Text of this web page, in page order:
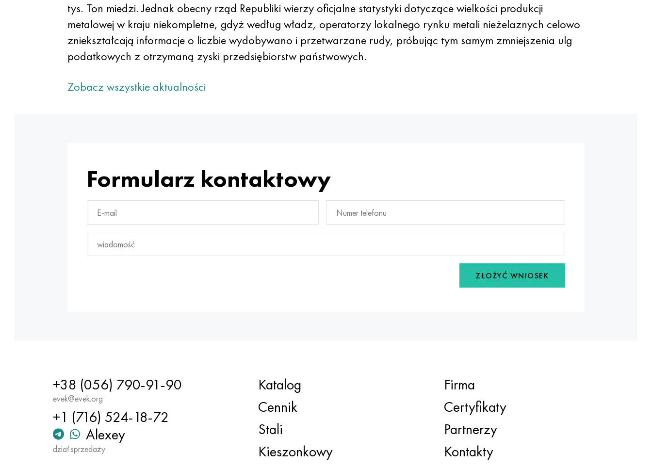
tys. Ton miedzi. Jednak obecny rząd Republiki wierzy oficjalne statystyki dotyczące wielkości produkcji
metalowej w kraju niekompletne, gdyż według władz, operatorzy lokalnego rynku metali nieżelaznych celowo
zniekształcają informacje o liczbie wydobywano i przetwarzane rudy, próbując tym samym zmniejszenia ulg
podatkowych z otrzymaną zyski przedsiębiorstw państwowych.
Zobacz wszystkie aktualności
Formularz kontaktowy
ZŁOŻYĆ WNIOSEK
+38 (056) 790-91-90
evek@evek.org
+1 (716) 524-18-72
Alexey
dział sprzedaży
Katalog
Cennik
Stali
Kieszonkowy
Firma
Certyfikaty
Partnerzy
Kontakty